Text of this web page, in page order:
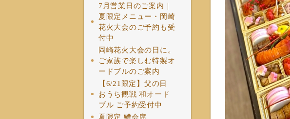
7月営業日のご案内｜
夏限定メニュー・岡崎
花火大会のご予約も受
付中
岡崎花火大会の日に。
ご家族で楽しむ特製オ
ードブルのご案内
【6/21限定】父の日
おうち観戦 和オード
ブル ご予約受付中
夏限定 鱧会席